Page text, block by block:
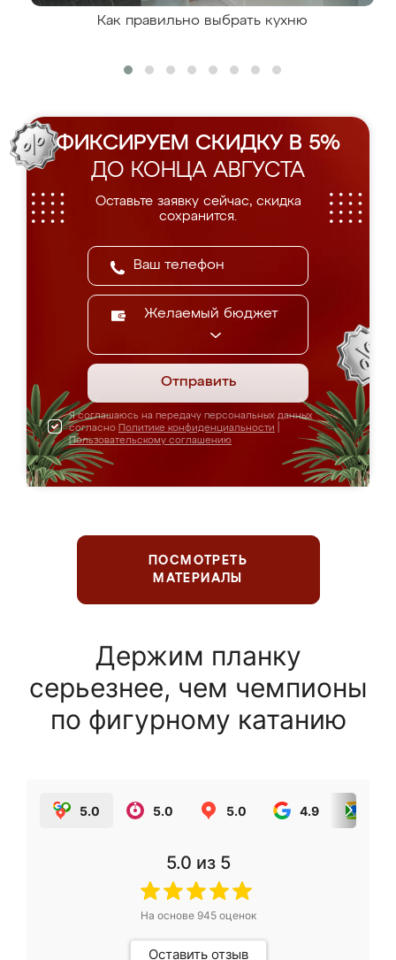
Как правильно выбрать кухню
ФИКСИРУЕМ СКИДКУ В 5%
ДО КОНЦА АВГУСТА
Оставьте заявку сейчас, скидка
сохранится.
Желаемый бюджет
Отправить
Я соглашаюсь на передачу персональных данных
согласно Политике конфиденциальности
Пользовательскому соглашению
ПОСМОТРЕТЬ
МАТЕРИАЛЫ
Держим планку
серьезнее, чем чемпионы
по фигурному катанию
5.0 5.0 5.0 4.9
5.0 из 5
На основе 945оценок
Оставить отзыв